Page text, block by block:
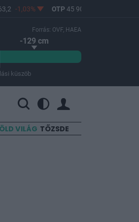
-1,03% OTP 45 900
Forrás: OVF, HAEA
-129 cm
küszöb
VILÁG TŐZSDE